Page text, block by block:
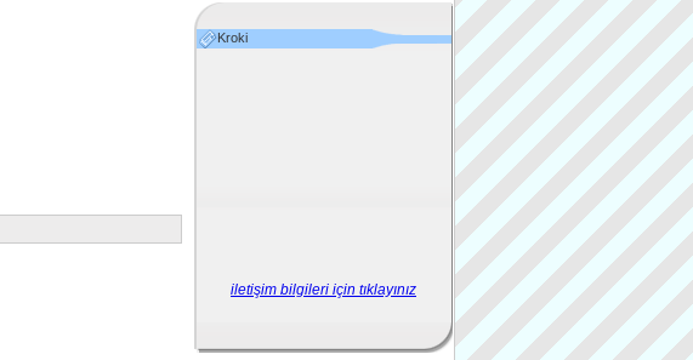
Kroki
iletişim bilgileri için tıklayınız